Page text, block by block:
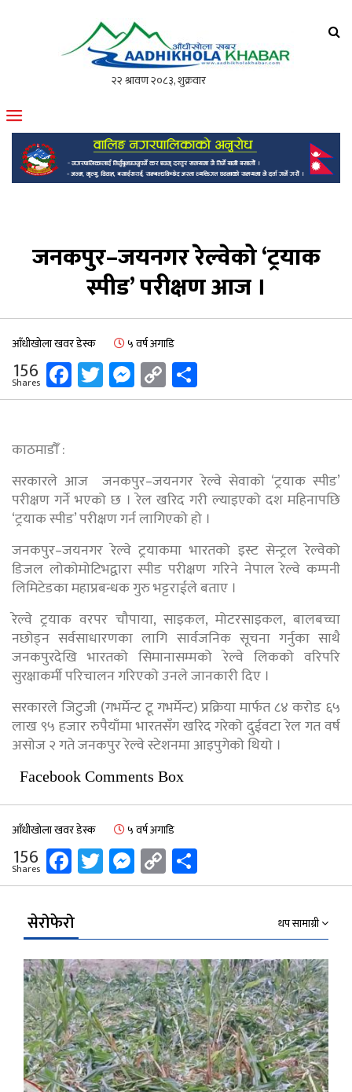
मोफसलकै लोकप्रिय अनलाइन पत्रिका
जनकपुर–जयनगर रेल्वेको ‘ट्रयाक
स्पीड’ परीक्षण आज ।
आँधीखोला खवर डेस्क ५ वर्ष अगाडि
156
Shares Facebook
Twitter
Messenger
Copy
Link
काठमाडौँ :
सरकारले आज जनकपुर–जयनगर रेल्वे सेवाको ‘ट्रयाक स्पीड’
परीक्षण गर्ने भएको छ । रेल खरिद गरी ल्याइएको दश महिनापछि
‘ट्रयाक स्पीड’ परीक्षण गर्न लागिएको हो ।
जनकपुर–जयनगर रेल्वे ट्रयाकमा भारतको इस्ट सेन्ट्रल रेल्वेको
डिजल लोकोमोटिभद्वारा स्पीड परीक्षण गरिने नेपाल रेल्वे कम्पनी
लिमिटेडका महाप्रबन्धक गुरु भट्टराईले बताए ।
रेल्वे ट्रयाक वरपर चौपाया, साइकल, मोटरसाइकल, बालबच्चा
नछोड्न सर्वसाधारणका लागि सार्वजनिक सूचना गर्नुका साथै
जनकपुरदेखि भारतको सिमानासम्मको रेल्वे लिकको वरिपरि
सुरक्षाकर्मी परिचालन गरिएको उनले जानकारी दिए ।
सरकारले जिटुजी (गभर्मेन्ट टू गभर्मेन्ट) प्रक्रिया मार्फत ८४ करोड ६५
लाख ९५ हजार रुपैयाँमा भारतसँग खरिद गरेको दुईवटा रेल गत वर्ष
असोज २ गते जनकपुर रेल्वे स्टेशनमा आइपुगेको थियो ।
Facebook Comments Box
आँधीखोला खवर डेस्क ५ वर्ष अगाडि
156
Shares Facebook
Twitter
Messenger
Copy
Link
सेरोफेरो थप सामाग्री